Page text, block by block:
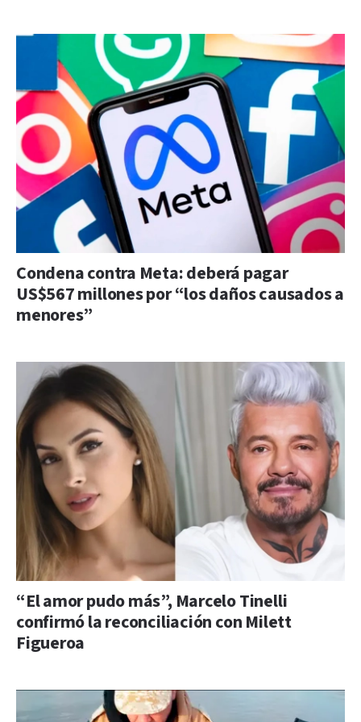
Condena contra Meta: deberá pagar
US$567 millones por “los daños causados a
menores”
“El amor pudo más”, Marcelo Tinelli
confirmó la reconciliación con Milett
Figueroa